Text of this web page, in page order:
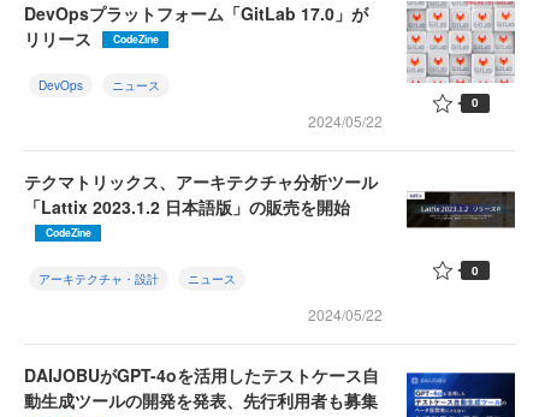
DevOpsプラットフォーム「GitLab 17.0」が
リリース
CodeZine
DevOps ニュース
2024/05/22
0
テクマトリックス、アーキテクチャ分析ツール
「Lattix 2023.1.2 日本語版」の販売を開始
CodeZine
アーキテクチャ・設計 ニュース
2024/05/22
0
DAIJOBUがGPT-4oを活用したテストケース自
動生成ツールの開発を発表、先行利用者も募集